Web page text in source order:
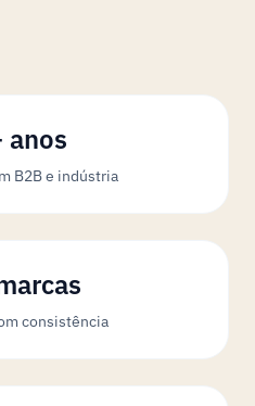
anos
B2B e indústria
consistência